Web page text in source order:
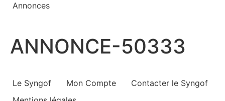
Annonces
ANNONCE-50333
Le Syngof Mon Compte
Contacter le Syngof